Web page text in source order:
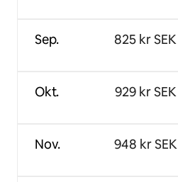
Sep.
Okt.
Nov.
825 kr SEK
929 kr SEK
948 kr SEK